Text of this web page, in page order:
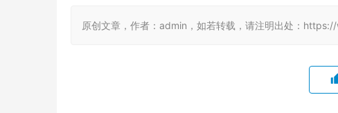
原创文章，作者：admin，如若转载，请注明出处：